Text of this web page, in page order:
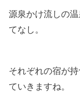
源泉かけ流しの
てなし。
それぞれの宿が
ていきますね。